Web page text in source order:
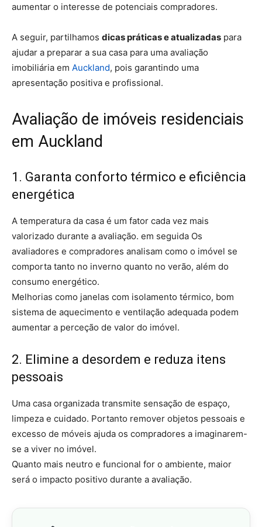
aumentar o interesse de potenciais compradores.
A seguir, partilhamos dicas práticas e atualizadas para
ajudar a preparar a sua casa para uma avaliação
imobiliária em Auckland, pois garantindo uma
apresentação positiva e profissional.
Avaliação de imóveis residenciais
em Auckland
1. Garanta conforto térmico e eficiência
energética
A temperatura da casa é um fator cada vez mais
valorizado durante a avaliação. em seguida Os
avaliadores e compradores analisam como o imóvel se
comporta tanto no inverno quanto no verão, além do
consumo energético.
Melhorias como janelas com isolamento térmico, bom
sistema de aquecimento e ventilação adequada podem
aumentar a perceção de valor do imóvel.
2. Elimine a desordem e reduza itens
pessoais
Uma casa organizada transmite sensação de espaço,
limpeza e cuidado. Portanto remover objetos pessoais e
excesso de móveis ajuda os compradores a imaginarem-
se a viver no imóvel.
Quanto mais neutro e funcional for o ambiente, maior
será o impacto positivo durante a avaliação.